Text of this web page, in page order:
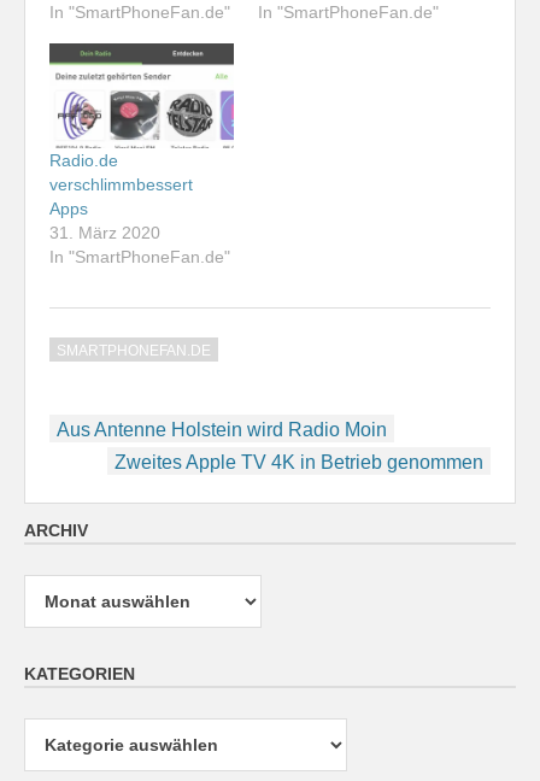
In "SmartPhoneFan.de"
In "SmartPhoneFan.de"
Radio.de
verschlimmbessert
Apps
31. März 2020
In "SmartPhoneFan.de"
SMARTPHONEFAN.DE
Beitragsnavigation
Aus Antenne Holstein wird Radio Moin
Zweites Apple TV 4K in Betrieb genommen
ARCHIV
Archiv
KATEGORIEN